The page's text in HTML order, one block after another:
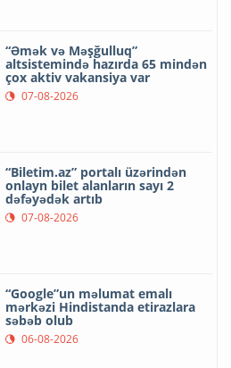
“Əmək və Məşğulluq”
altsistemində hazırda 65 mindən
çox aktiv vakansiya var
07-08-2026
“Biletim.az” portalı üzərindən
onlayn bilet alanların sayı 2
dəfəyədək artıb
07-08-2026
“Google”un məlumat emalı
mərkəzi Hindistanda etirazlara
səbəb olub
06-08-2026